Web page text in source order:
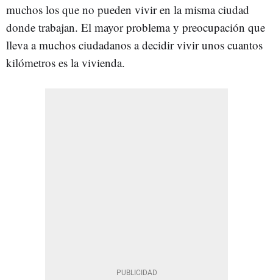
muchos los que no pueden vivir en la misma ciudad
donde trabajan. El mayor problema y preocupación que
lleva a muchos ciudadanos a decidir vivir unos cuantos
kilómetros es la vivienda.